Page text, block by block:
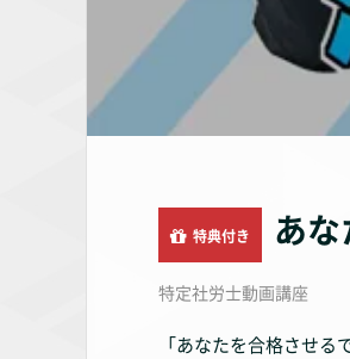
特典付き あ
特定社労士動画講座
「あなたを合格させ